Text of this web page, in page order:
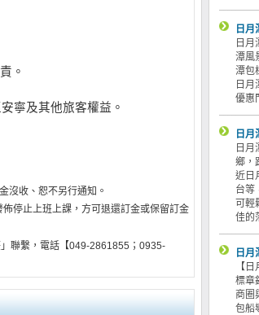
。
寧及其他旅客權益。
沒收、恕不另行通知。
停止上班上課，方可退還訂金或保留訂金
聯繫，電話【049-2861855；0935-
日
日
潭風
潭包
日
優惠
日
日
鄉，
近日
台等
可輕
佳的
日月
【
標章
商圈
包船